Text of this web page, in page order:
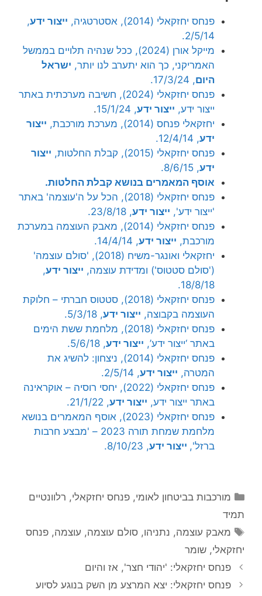
פנחס יחזקאלי (2014), אסטרטגיה, ייצור ידע,
2/5/14.
מייקל אורן (2024), ככל שנהיה תלויים בממשל
האמריקני, כך הוא יתערב לנו יותר, ישראל
היום, 17/3/24.
פנחס יחזקאלי (2024), חשיבה מערכתית באתר
ייצור ידע, ייצור ידע, 15/1/24
.
יחזקאלי פנחס (2014), מערכת מורכבת,
ייצור
ידע, 12/4/14.
פנחס יחזקאלי (2015), קבלת החלטות,
ייצור
ידע, 8/6/15.
אוסף המאמרים בנושא קבלת החלטות.
פנחס יחזקאלי (2018), הכל על ה'עוצמה' באתר
'ייצור ידע', ייצור ידע, 23/8/18.
פנחס יחזקאלי (2014), מאבק העוצמה במערכת
מורכבת, ייצור ידע, 14/4/14.
יחזקאלי ואונגר-משיח (2018), 'סולם עוצמה'
('סולם סטטוס') ומדידת עוצמה, ייצור ידע,
18/8/18.
פנחס יחזקאלי (2018), סטטוס חברתי – חלוקת
העוצמה בקבוצה, ייצור ידע, 5/3/18.
פנחס יחזקאלי (2018), מלחמת ששת הימים
באתר ‘ייצור ידע’, ייצור ידע, 5/6/18.
פנחס יחזקאלי (2014), ניצחון: להשיג את
המטרה, ייצור ידע, 2/5/14.
פנחס יחזקאלי (2022), יחסי רוסיה – אוקראינה
באתר ייצור ידע, ייצור ידע, 21/1/22.
פנחס יחזקאלי (2023), אוסף המאמרים בנושא
מלחמת שמחת תורה 2023 – 'מבצע חרבות
ברזל', ייצור ידע, 8/10/23.
קטגוריות
מורכבות בביטחון לאומי,פנחס יחזקאלי, רלוונטיים
תמיד
תגיות
מאבק עוצמה, נתניהו,סולם עוצמה, עוצמה,פנחס
יחזקאלי, שומר
פנחס יחזקאלי: 'יהודי חצר', אז והיום
פנחס יחזקאלי: יצא המרצע מן השק בנוגע לסיוע